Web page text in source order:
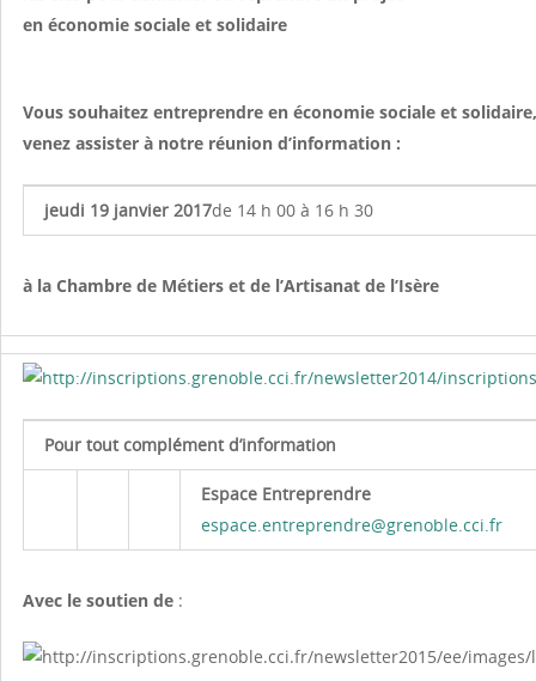
en économie sociale et solidaire
Vous souhaitez entreprendre en économie sociale et solidaire,
venez assister à notre réunion d’information :
jeudi 19 janvier 2017de 14 h 00 à 16 h 30
à la Chambre de Métiers et de l’Artisanat de l’Isère
Pour tout complément d’information
Espace Entreprendre
espace.entreprendre@grenoble.cci.fr
Avec le soutien de: